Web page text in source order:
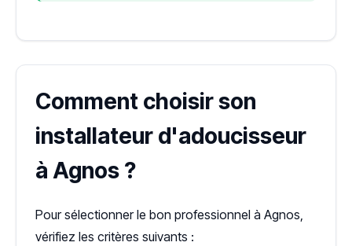
Comment choisir son
installateur d'adoucisseur
à Agnos ?
Pour sélectionner le bon professionnel à Agnos,
vérifiez les critères suivants :